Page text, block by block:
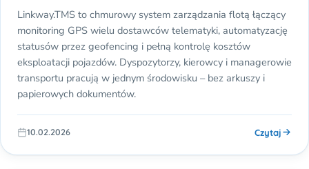
Linkway.TMS to chmurowy system zarządzania flotą łączący
monitoring GPS wielu dostawców telematyki, automatyzację
statusów przez geofencing i pełną kontrolę kosztów
eksploatacji pojazdów. Dyspozytorzy, kierowcy i managerowie
transportu pracują w jednym środowisku – bez arkuszy i
papierowych dokumentów.
10.02.2026 Czytaj